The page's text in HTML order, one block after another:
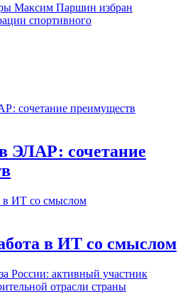
Максим Паршин избран
спортивного
ЭЛАР: сочетание
в ИТ со смыслом